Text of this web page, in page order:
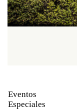
Eventos
Especiales